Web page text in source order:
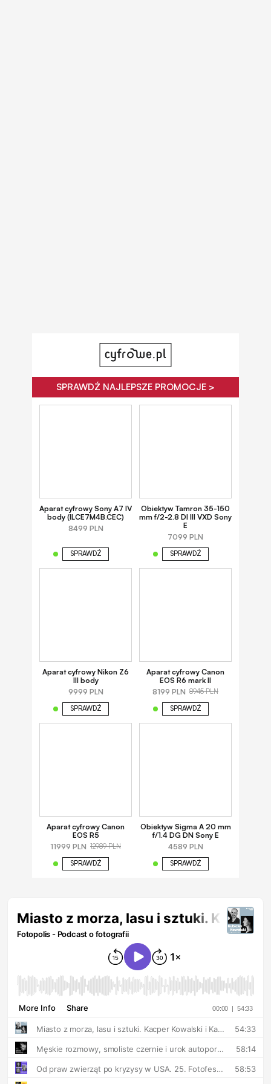
SPRAWDŹ NAJLEPSZE PROMOCJE >
Aparat cyfrowy Sony A7 IV
body (ILCE7M4B.CEC)
8499 PLN
SPRAWDŹ
Obiektyw Tamron 35-150
mm f/2-2.8 DI III VXD Sony
E
7099 PLN
SPRAWDŹ
Aparat cyfrowy Nikon Z6
III body
9999 PLN
SPRAWDŹ
Aparat cyfrowy Canon
EOS R6 mark II
8199 PLN 8945 PLN
SPRAWDŹ
Aparat cyfrowy Canon
EOS R5
11999 PLN 12989 PLN
SPRAWDŹ
Obiektyw Sigma A 20 mm
f/1.4 DG DN Sony E
4589 PLN
SPRAWDŹ